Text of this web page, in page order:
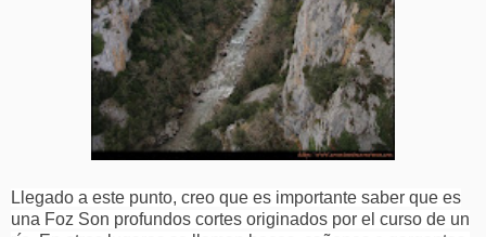
Llegado a este punto, creo que es importante saber que es
una Foz Son profundos cortes originados por el curso de un